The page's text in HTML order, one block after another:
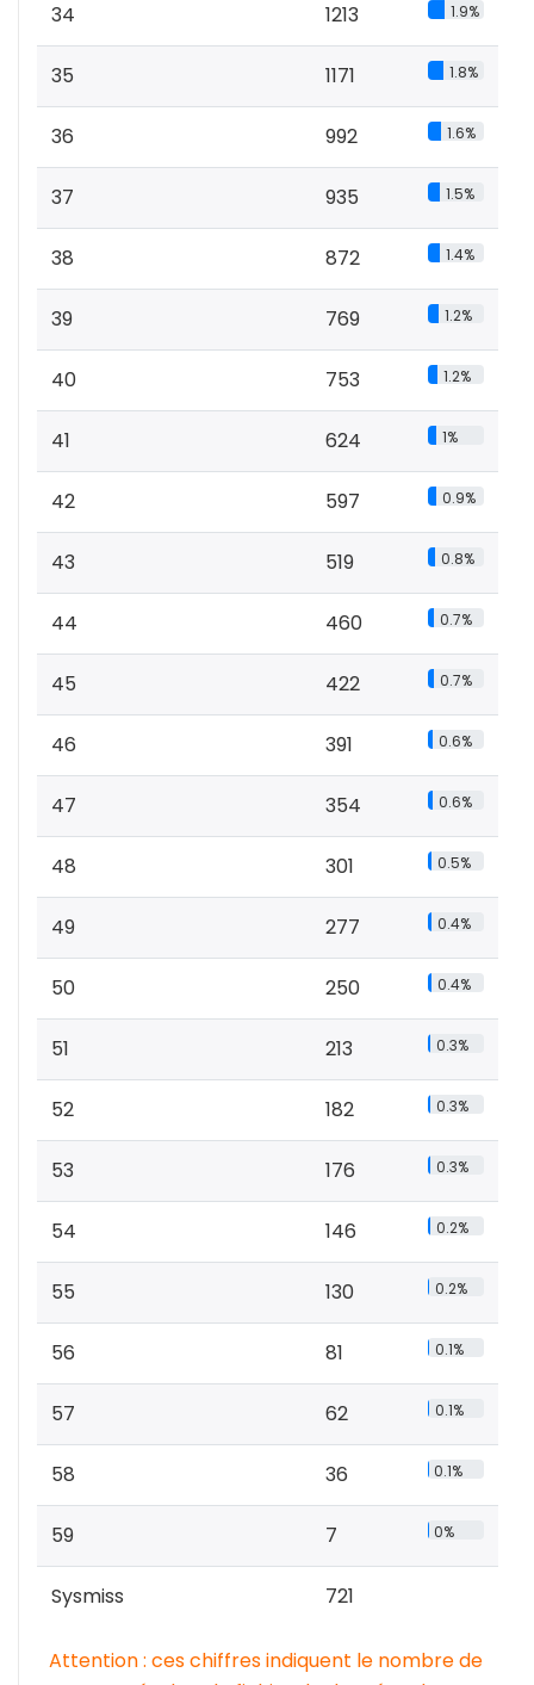
34 1213 1.9%
35 1171 1.8%
36 992 1.6%
37 935 1.5%
38 872 1.4%
39 769 1.2%
40 753 1.2%
41 624 1%
42 597 0.9%
43 519 0.8%
44 460 0.7%
45 422 0.7%
46 391 0.6%
47 354 0.6%
48 301 0.5%
49 277 0.4%
50 250 0.4%
51 213 0.3%
52 182 0.3%
53 176 0.3%
54 146 0.2%
55 130 0.2%
56 81 0.1%
57 62 0.1%
58 36 0.1%
59 7 0%
Sysmiss 721
Attention : ces chiffres indiquent le nombre de